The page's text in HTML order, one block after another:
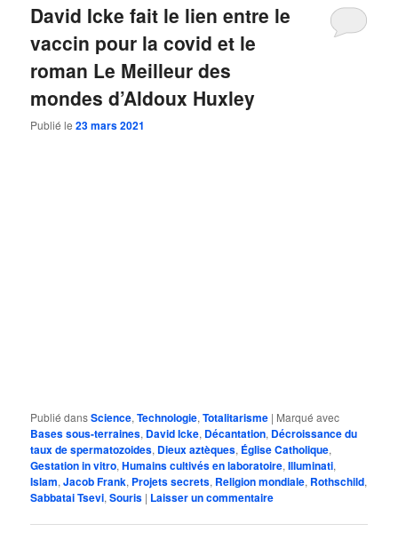
David Icke fait le lien entre le
vaccin pour la covid et le
roman Le Meilleur des
mondes d’Aldoux Huxley
Publié le23 mars 2021
Publié dansScience,Technologie,Totalitarisme | Marqué avec
Bases sous-terraines, David Icke, Décantation, Décroissance du
taux de spermatozoides, Dieux aztèques, Église Catholique,
Gestation in vitro,Humains cultivés en laboratoire,Illuminati,
Islam,Jacob Frank, Projets secrets, Religion mondiale, Rothschild,
Sabbatai Tsevi,Souris | Laisser un commentaire